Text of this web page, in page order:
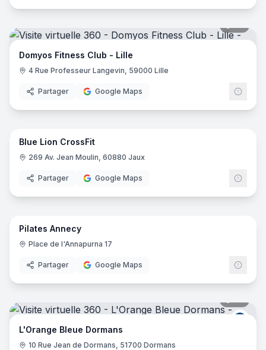
Domyos Fitness Club - Lille
4 Rue Professeur Langevin, 59000 Lille
Partager Google Maps
14
Blue Lion CrossFit
269 Av. Jean Moulin, 60880 Jaux
Partager Google Maps
10
Pilates Annecy
Place de l'Annapurna 17
Partager Google Maps
L
L'Orange Bleue Dormans
10 Rue Jean de Dormans, 51700 Dormans